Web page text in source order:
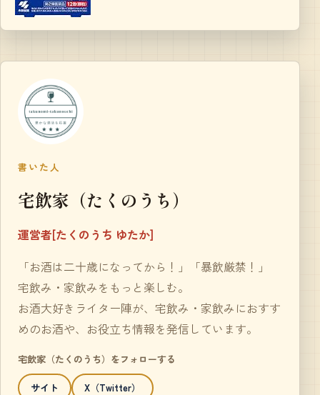
書いた人
宅飲家（たくのうち）
運営者[たくのうち ゆたか]
「お酒は二十歳になってから！」「暴飲厳禁！」
宅飲み・家飲みをもっと楽しむ。
お酒大好きライター陣が、宅飲み・家飲みにおすす
めのお酒や、お役立ち情報を発信しています。
宅飲家（たくのうち）をフォローする
サイト X（Twitter）